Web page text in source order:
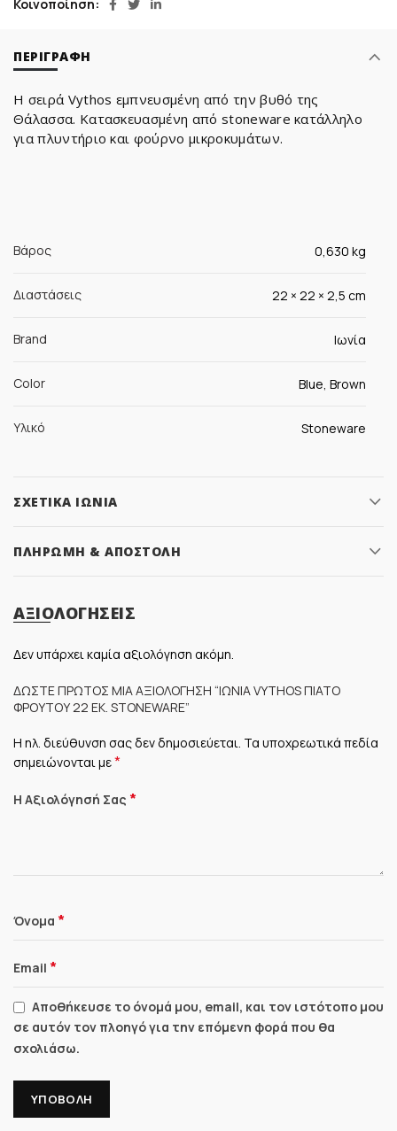
Κοινοποίηση
ΠΕΡΙΓΡΑΦΉ
Η σειρά Vythos εμπνευσμένη από την βυθό της
Θάλασσα. Κατασκευασμένη από stoneware κατάλληλο
για πλυντήριο και φούρνο μικροκυμάτων.
Βάρος 0,630 kg
Διαστάσεις 22 × 22 × 2,5 cm
Brand Ιωνία
Color Blue, Brown
Υλικό Stoneware
ΣΧΕΤΙΚΆ ΙΩΝΊΑ
ΠΛΗΡΩΜΉ & ΑΠΟΣΤΟΛΉ
ΑΞΙΟΛΟΓΉΣΕΙΣ
Δεν υπάρχει καμία αξιολόγηση ακόμη.
ΔΏΣΤΕ ΠΡΏΤΟΣ ΜΊΑ ΑΞΙΟΛΌΓΗΣΗ “ΙΩΝΊΑ VYTHOS ΠΙΆΤΟ
ΦΡΟΎΤΟΥ 22 ΕΚ. STONEWARE”
Η ηλ. διεύθυνση σας δεν δημοσιεύεται. Τα υποχρεωτικά πεδία
σημειώνονται με*
Η Αξιολόγησή Σας *
Όνομα *
Email *
Αποθήκευσε το όνομά μου, email, και τον ιστότοπο μου
σε αυτόν τον πλοηγό για την επόμενη φορά που θα
σχολιάσω.